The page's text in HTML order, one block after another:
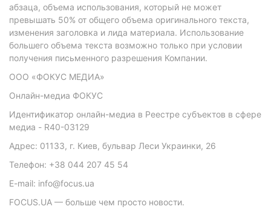
абзаца, объема использования, который не может
превышать 50% от общего объема оригинального текста,
изменения заголовка и лида материала. Использование
большего объема текста возможно только при условии
получения письменного разрешения Компании.
ООО «ФОКУС МЕДИА»
Онлайн-медиа ФОКУС
Идентификатор онлайн-медиа в Реестре субъектов в сфере
медиа - R40-03129
Адрес: 01133, г. Киев, бульвар Леси Украинки, 26
Телефон: +38 044 207 45 54
E-mail: info@focus.ua
FOCUS.UA — больше чем просто новости.